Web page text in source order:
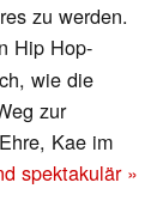
zu werden.
Hip Hop-
wie die
zur
Kae im
spektakulär »